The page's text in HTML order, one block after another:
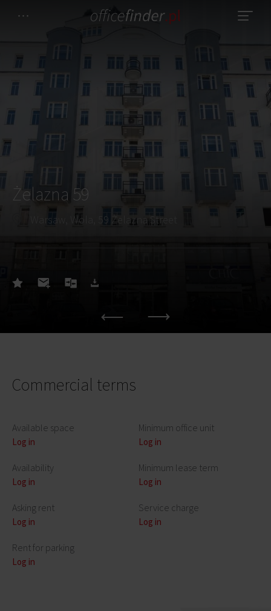
Żelazna 59
Warsaw, Wola, 59 Żelazna Street
Commercial terms
Available space
Log in
Availability
Log in
Asking rent
Log in
Rent for parking
Log in
Minimum office unit
Log in
Minimum lease term
Log in
Service charge
Log in